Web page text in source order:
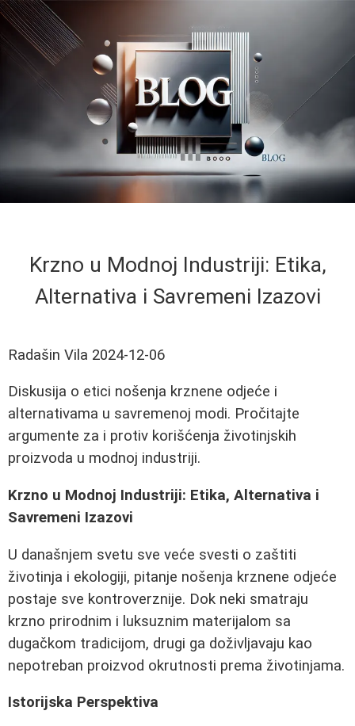
Krzno u Modnoj Industriji: Etika,
Alternativa i Savremeni Izazovi
Radašin Vila 2024-12-06
Diskusija o etici nošenja krznene odjeće i
alternativama u savremenoj modi. Pročitajte
argumente za i protiv korišćenja životinjskih
proizvoda u modnoj industriji.
Krzno u Modnoj Industriji: Etika, Alternativa i
Savremeni Izazovi
U današnjem svetu sve veće svesti o zaštiti
životinja i ekologiji, pitanje nošenja krznene odjeće
postaje sve kontroverznije. Dok neki smatraju
krzno prirodnim i luksuznim materijalom sa
dugačkom tradicijom, drugi ga doživljavaju kao
nepotreban proizvod okrutnosti prema životinjama.
Istorijska Perspektiva